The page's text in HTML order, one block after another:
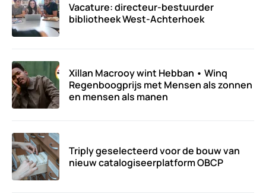
Vacature: directeur-bestuurder
bibliotheek West-Achterhoek
Xillan Macrooy wint Hebban • Winq
Regenboogprijs met Mensen als zonnen
en mensen als manen
Triply geselecteerd voor de bouw van
nieuw catalogiseerplatform OBCP